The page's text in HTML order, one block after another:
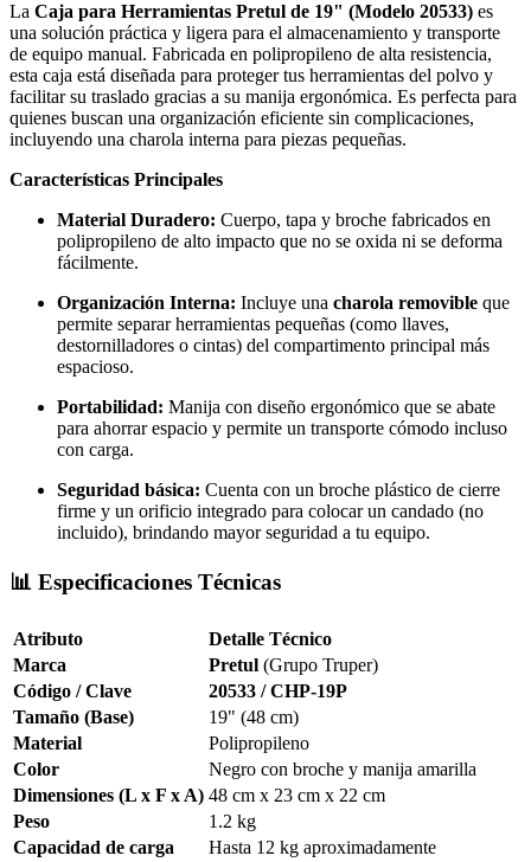
La Caja para Herramientas Pretul de 19" (Modelo 20533) es
una solución práctica y ligera para el almacenamiento y transporte
de equipo manual. Fabricada en polipropileno de alta resistencia,
esta caja está diseñada para proteger tus herramientas del polvo y
facilitar su traslado gracias a su manija ergonómica. Es perfecta para
quienes buscan una organización eficiente sin complicaciones,
incluyendo una charola interna para piezas pequeñas.
Características Principales
Material Duradero: Cuerpo, tapa y broche fabricados en
polipropileno de alto impacto que no se oxida ni se deforma
fácilmente.
Organización Interna: Incluye una charola removible que
permite separar herramientas pequeñas (como llaves,
destornilladores o cintas) del compartimento principal más
espacioso.
Portabilidad: Manija con diseño ergonómico que se abate
para ahorrar espacio y permite un transporte cómodo incluso
con carga.
Seguridad básica: Cuenta con un broche plástico de cierre
firme y un orificio integrado para colocar un candado (no
incluido), brindando mayor seguridad a tu equipo.
📊 Especificaciones Técnicas
Atributo
Detalle Técnico
Marca
Pretul (Grupo Truper)
Código / Clave
20533 / CHP-19P
Tamaño (Base)
19" (48 cm)
Material
Polipropileno
Color
Negro con broche y manija amarilla
Dimensiones (L x F x A) 48 cm x 23 cm x 22 cm
Peso
1.2 kg
Capacidad de carga
Hasta 12 kg aproximadamente